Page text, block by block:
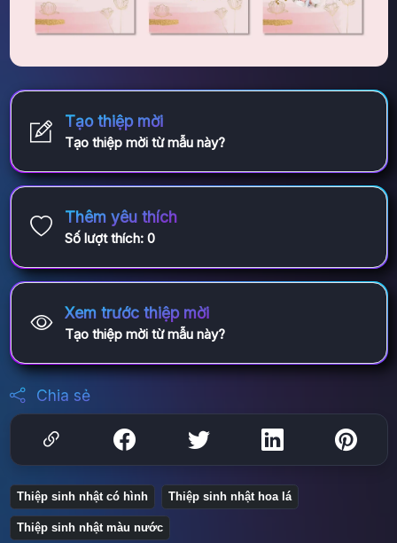
Tạo thiệp mời
Tạo thiệp mời từ mẫu này?
Thêm yêu thích
Số lượt thích: 0
Xem trước thiệp mời
Tạo thiệp mời từ mẫu này?
Chia sẻ
Thiệp sinh nhật có hình Thiệp sinh nhật hoa lá
Thiệp sinh nhật màu nước